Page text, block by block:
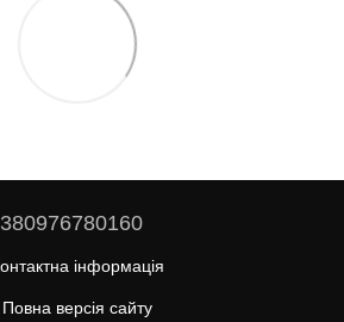
380976780160
інформація
Повна версія сайту